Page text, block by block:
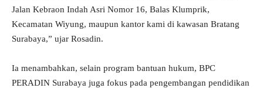
Jalan Kebraon Indah Asri Nomor 16, Balas Klumprik,
Kecamatan Wiyung, maupun kantor kami di kawasan Bratang
Surabaya,” ujar Rosadin.
Ia menambahkan, selain program bantuan hukum, BPC
PERADIN Surabaya juga fokus pada pengembangan pendidikan